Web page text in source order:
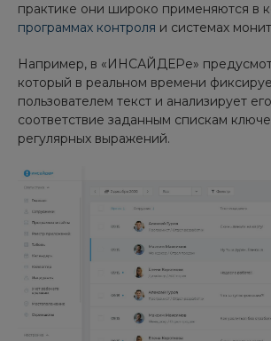
практике они широко применяются в
программах контроля и системах
Например, в «ИНСАЙДЕРе»
который в реальном времени
пользователем текст и анализирует
соответствие заданным спискам
регулярных выражений.